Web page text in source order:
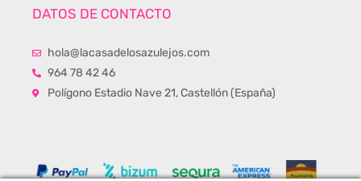
DATOS DE CONTACTO
hola@lacasadelosazulejos.com
964 78 42 46
Polígono Estadio Nave 21, Castellón (España)